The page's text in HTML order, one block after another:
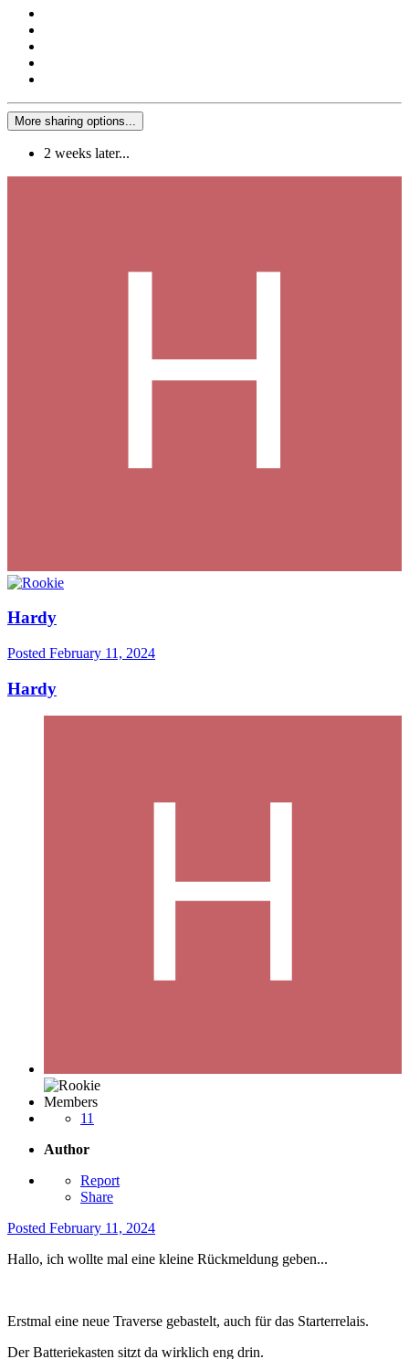
More sharing options...
2 weeks later...
Hardy
Posted February 11, 2024
Hardy
Members
11
Author
Report
Share
Posted February 11, 2024
Hallo, ich wollte mal eine kleine Rückmeldung geben...
Erstmal eine neue Traverse gebastelt, auch für das Starterrelais.
Der Batteriekasten sitzt da wirklich eng drin.